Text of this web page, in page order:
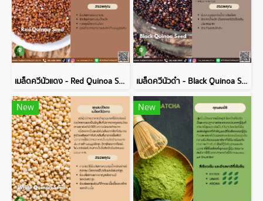
เมล็ดควีนัวแดง - Red Quinoa Seed เมล็ดควีนัวดำ - Black Quinoa Seed
New New